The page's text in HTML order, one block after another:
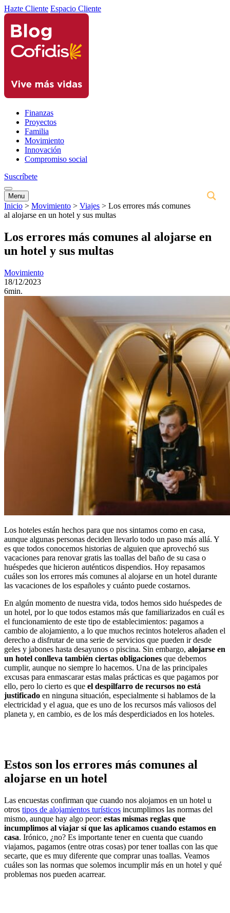
Hazte Cliente Espacio Cliente
Finanzas
Proyectos
Familia
Movimiento
Innovación
Compromiso social
Suscríbete
Menu
Inicio > Movimiento > Viajes > Los errores más comunes
al alojarse en un hotel y sus multas
Los errores más comunes al alojarse en
un hotel y sus multas
Movimiento
18/12/2023
6min.
Los hoteles están hechos para que nos sintamos como en casa,
aunque algunas personas deciden llevarlo todo un paso más allá. Y
es que todos conocemos historias de alguien que aprovechó sus
vacaciones para renovar gratis las toallas del baño de su casa o
huéspedes que hicieron auténticos dispendios. Hoy repasamos
cuáles son los errores más comunes al alojarse en un hotel durante
las vacaciones de los españoles y cuánto puede costarnos.
En algún momento de nuestra vida, todos hemos sido huéspedes de
un hotel, por lo que todos estamos más que familiarizados en cuál es
el funcionamiento de este tipo de establecimientos: pagamos a
cambio de alojamiento, a lo que muchos recintos hoteleros añaden el
derecho a disfrutar de una serie de servicios que pueden ir desde
geles y jabones hasta desayunos o piscina. Sin embargo, alojarse en
un hotel conlleva también ciertas obligaciones que debemos
cumplir, aunque no siempre lo hacemos. Una de las principales
excusas para enmascarar estas malas prácticas es que pagamos por
ello, pero lo cierto es que el despilfarro de recursos no está
justificado en ninguna situación, especialmente si hablamos de la
electricidad y el agua, que es uno de los recursos más valiosos del
planeta y, en cambio, es de los más desperdiciados en los hoteles.
Estos son los errores más comunes al
alojarse en un hotel
Las encuestas confirman que cuando nos alojamos en un hotel u
otros tipos de alojamientos turísticos incumplimos las normas del
mismo, aunque hay algo peor: estas mismas reglas que
incumplimos al viajar sí que las aplicamos cuando estamos en
casa. Irónico, ¿no? Es importante tener en cuenta que cuando
viajamos, pagamos (entre otras cosas) por tener toallas con las que
secarte, que es muy diferente que comprar unas toallas. Veamos
cuáles son las normas que solemos incumplir más en un hotel y qué
problemas nos pueden acarrear.